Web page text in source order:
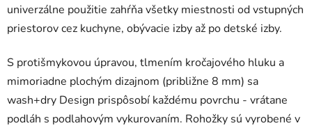
univerzálne použitie zahŕňa všetky miestnosti od vstupných
priestorov cez kuchyne, obývacie izby až po detské izby.
S protišmykovou úpravou, tlmením kročajového hluku a
mimoriadne plochým dizajnom (približne 8 mm) sa
wash+dry Design prispôsobí každému povrchu - vrátane
podláh s podlahovým vykurovaním. Rohožky sú vyrobené v